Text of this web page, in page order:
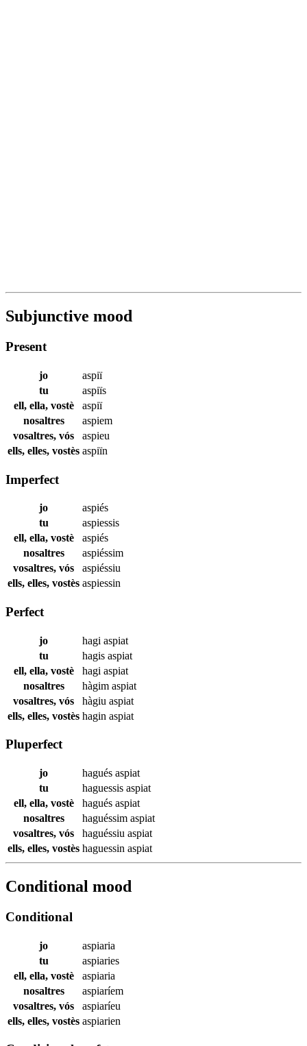
Subjunctive mood
Present
jo
aspiï
tu
aspiïs
ell, ella, vostè
aspiï
nosaltres
aspiem
vosaltres, vós
aspieu
ells, elles, vostès aspiïn
Imperfect
jo
aspiés
tu
aspiessis
ell, ella, vostè
aspiés
nosaltres
aspiéssim
vosaltres, vós
aspiéssiu
ells, elles, vostès aspiessin
Perfect
jo hagi aspiat
tu
hagis aspiat
ell, ella, vostè
hagi aspiat
nosaltres
hàgim aspiat
vosaltres, vós
hàgiu aspiat
ells, elles, vostès hagin aspiat
Pluperfect
jo hagués aspiat
tu
haguessis aspiat
ell, ella, vostè
hagués aspiat
nosaltres
haguéssim aspiat
vosaltres, vós
haguéssiu aspiat
ells, elles, vostès haguessin aspiat
Conditional mood
Conditional
jo
aspiaria
tu
aspiaries
ell, ella, vostè
aspiaria
nosaltres
aspiaríem
vosaltres, vós
aspiaríeu
ells, elles, vostès aspiarien